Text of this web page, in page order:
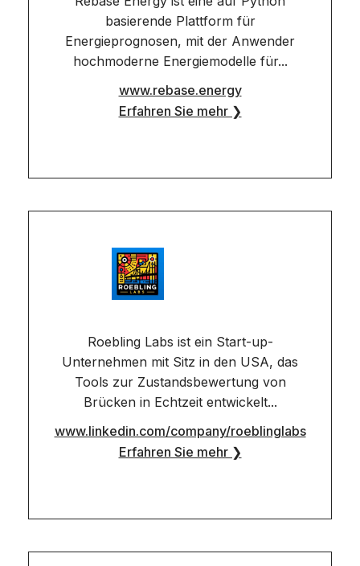
basierende Plattform für
Energieprognosen, mit der Anwender
hochmoderne Energiemodelle für...
www.rebase.energy
Erfahren Sie mehr ❯
Roebling Labs ist ein Start-up-
Unternehmen mit Sitz in den USA, das
Tools zur Zustandsbewertung von
Brücken in Echtzeit entwickelt...
www.linkedin.com/company/roeblinglabs
Erfahren Sie mehr ❯